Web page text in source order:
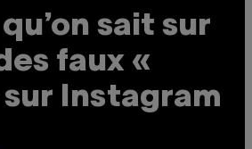
sait sur
faux «
sur Instagram